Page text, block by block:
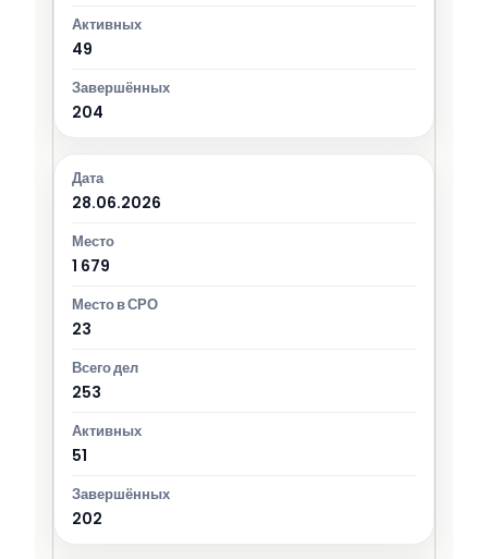
49
204
28.06.2026
1 679
23
253
51
202